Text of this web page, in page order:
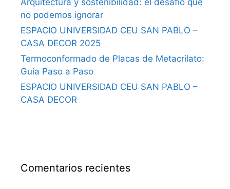
Arquitectura y sostenibilidad: el desafío que
no podemos ignorar
ESPACIO UNIVERSIDAD CEU SAN PABLO –
CASA DECOR 2025
Termoconformado de Placas de Metacrilato:
Guía Paso a Paso
ESPACIO UNIVERSIDAD CEU SAN PABLO –
CASA DECOR
Comentarios recientes